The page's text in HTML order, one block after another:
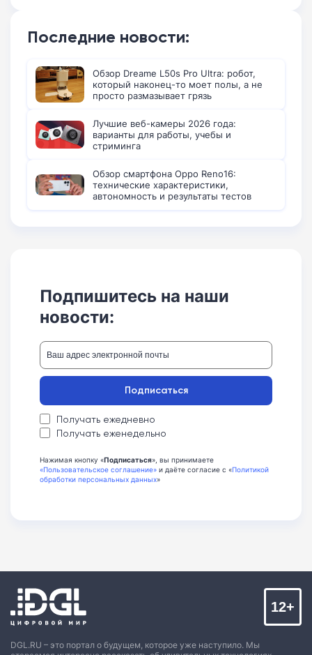
Последние новости:
Обзор Dreame L50s Pro Ultra: робот,
который наконец-то моет полы, а не
просто размазывает грязь
Лучшие веб-камеры 2026 года:
варианты для работы, учебы и
стриминга
Обзор смартфона Oppo Reno16:
технические характеристики,
автономность и результаты тестов
Подпишитесь на наши
новости:
Получать ежедневно
Получать еженедельно
Подписаться
Нажимая кнопку «Подписаться», вы принимаете
«Пользовательское соглашение» и даёте согласие с «Политикой
обработки персональных данных»
DGL.RU – это портал о будущем, которое уже наступило. Мы
12+